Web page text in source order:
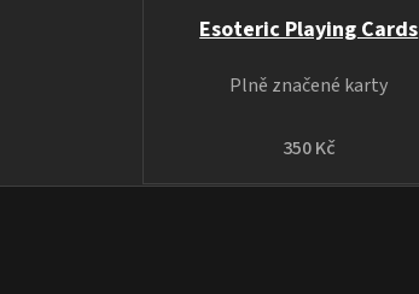
Esoteric Playing Cards
350 Kč
Plně značené karty